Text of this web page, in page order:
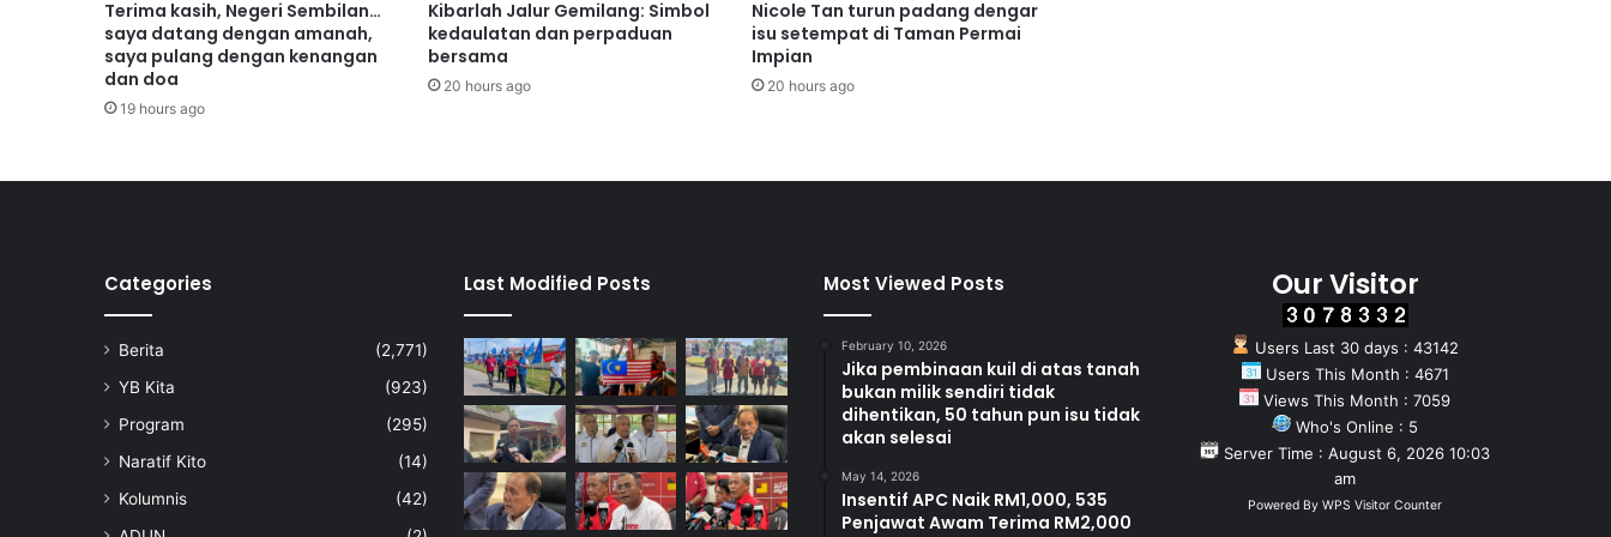
a
a
n
L
s
S
s
i
i
B
r
s
n
e
t
i
a
n
D
a
l
a
m
Terima kasih, Negeri Sembilan…
saya datang dengan amanah,
saya pulang dengan kenangan
dan doa
19 hours ago
Kibarlah Jalur Gemilang: Simbol
kedaulatan dan perpaduan
bersama
20 hours ago
Nicole Tan turun padang dengar
isu setempat di Taman Permai
Impian
20 hours ago
Categories
Berita
(2,771)
YB Kita
(923)
Program
(295)
Naratif Kito
(14)
Kolumnis
(42)
Last Modified Posts Most Viewed Posts
February 10, 2026
Jika pembinaan kuil di atas tanah
bukan milik sendiri tidak
dihentikan, 50 tahun pun isu tidak
akan selesai
May 14, 2026
Insentif APC Naik RM1,000, 535
Penjawat Awam Terima RM2,000
Our Visitor
Users Last 30 days : 43142
Users This Month : 4671
Views This Month : 7059
Who's Online : 5
Server Time : August 6, 2026 10:03
am
Powered By WPS Visitor Counter